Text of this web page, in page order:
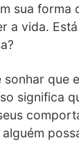
sua forma
a vida.
que
significa